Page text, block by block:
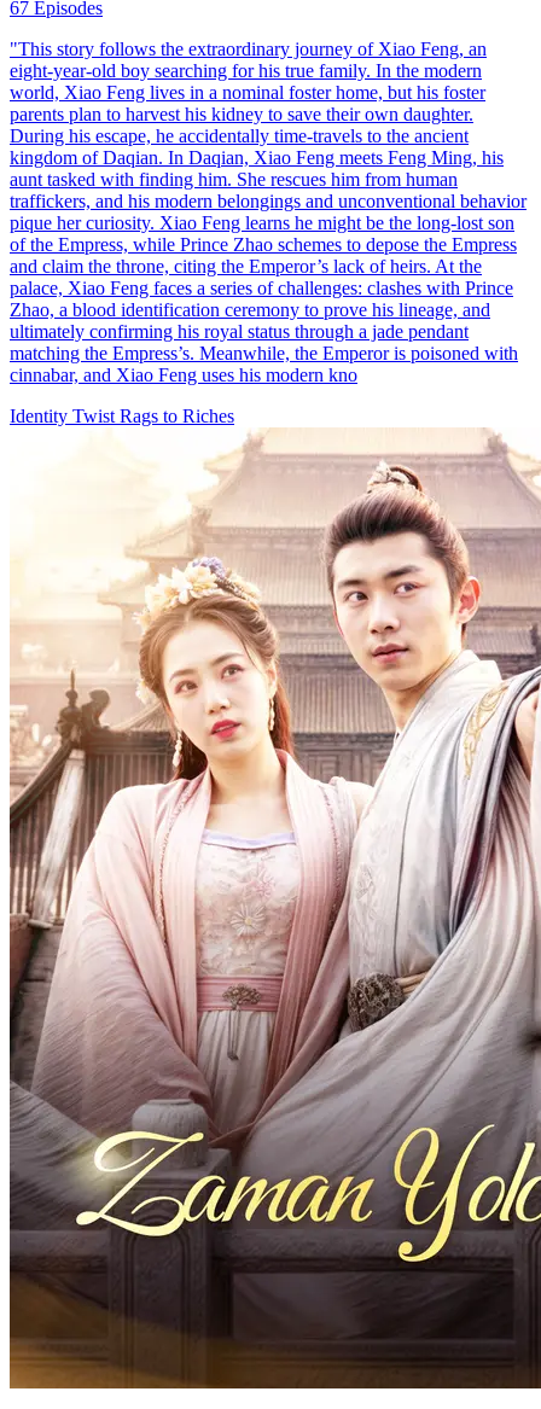
67 Episodes
"This story follows the extraordinary journey of Xiao Feng, an
eight-year-old boy searching for his true family. In the modern
world, Xiao Feng lives in a nominal foster home, but his foster
parents plan to harvest his kidney to save their own daughter.
During his escape, he accidentally time-travels to the ancient
kingdom of Daqian. In Daqian, Xiao Feng meets Feng Ming, his
aunt tasked with finding him. She rescues him from human
traffickers, and his modern belongings and unconventional behavior
pique her curiosity. Xiao Feng learns he might be the long-lost son
of the Empress, while Prince Zhao schemes to depose the Empress
and claim the throne, citing the Emperor’s lack of heirs. At the
palace, Xiao Feng faces a series of challenges: clashes with Prince
Zhao, a blood identification ceremony to prove his lineage, and
ultimately confirming his royal status through a jade pendant
matching the Empress’s. Meanwhile, the Emperor is poisoned with
cinnabar, and Xiao Feng uses his modern kno
Identity Twist Rags to Riches